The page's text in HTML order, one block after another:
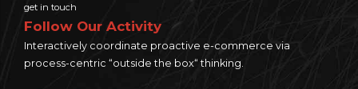
get in touch
Follow Our Activity
Interactively coordinate proactive e-commerce via
process-centric “outside the box“ thinking.